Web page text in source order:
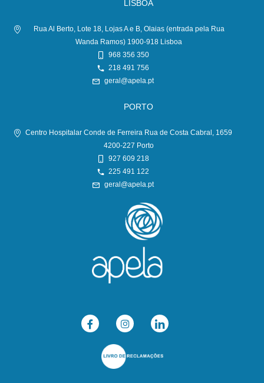
LISBOA
Rua Al Berto, Lote 18, Lojas A e B, Olaias (entrada pela Rua
Wanda Ramos) 1900-918 Lisboa
968 356 350
218 491 756
geral@apela.pt
PORTO
Centro Hospitalar Conde de Ferreira Rua de Costa Cabral, 1659
4200-227 Porto
927 609 218
225 491 122
geral@apela.pt